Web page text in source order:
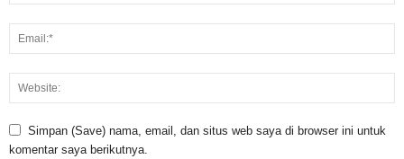
Simpan (Save) nama, email, dan situs web saya di browser ini untuk
komentar saya berikutnya.